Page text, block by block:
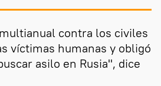
contra los civiles
víctimas humanas y obligó
asilo en Rusia", dice